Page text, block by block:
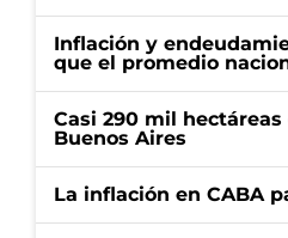
Inflación y
que el promedio
Casi 290 mil
Buenos Aires
La inflación en CABA